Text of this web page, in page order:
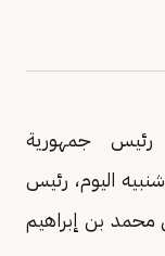
رئيس جمهورية
اليوم، رئيس
محمد بن إبراهيم